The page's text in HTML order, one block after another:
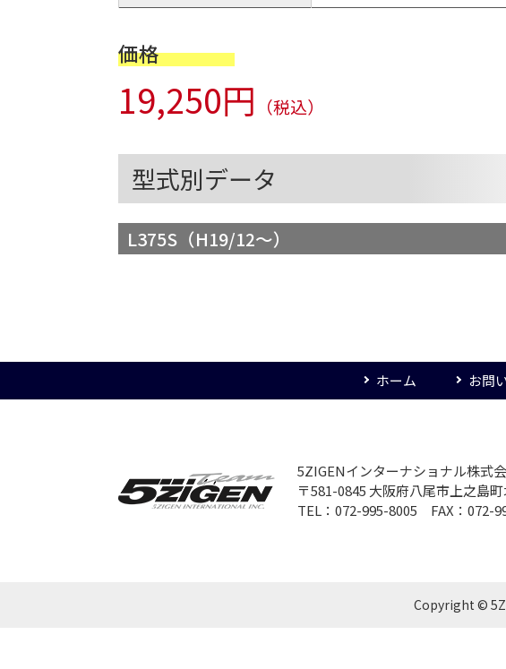
価格
19,250円 （税込）
型式別データ
L375S（H19/12～）
ホーム お問
5ZIGENインターナショナル株式
〒581-0845 大阪府八尾市上之島
TEL：072-995-8005 FAX：072-
Copyright ©